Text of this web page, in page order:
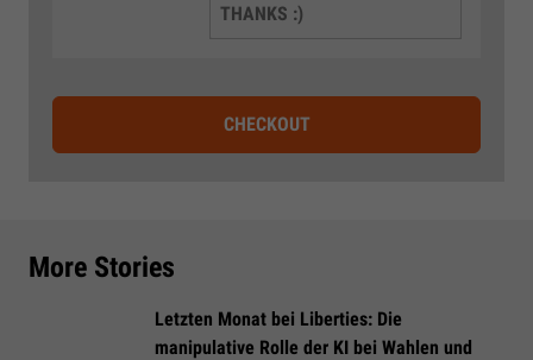
THANKS :)
CHECKOUT
More Stories
Letzten Monat bei Liberties: Die
manipulative Rolle der KI bei Wahlen und